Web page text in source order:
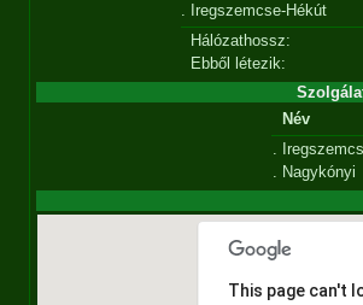
. Iregszemcse-Hékút
Hálózathossz:
Ebből létezik:
Név
.
. Nagykónyi
This page can't